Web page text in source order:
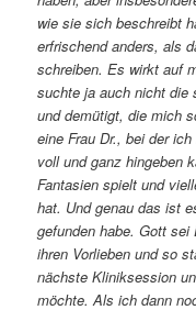
wie sie sich beschreibt
erfrischend anders, als
schreiben. Es wirkt auf
suchte ja auch nicht die
und demütigt, die mich
eine Frau Dr., bei der
voll und ganz hingeben
Fantasien spielt und
hat. Und genau das ist
gefunden habe. Gott
ihren Vorlieben und so
nächste Kliniksession
möchte. Als ich dann